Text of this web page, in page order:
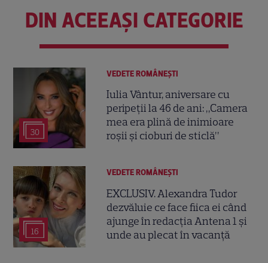
DIN ACEEAȘI CATEGORIE
30
VEDETE ROMÂNEŞTI
Iulia Vântur, aniversare cu
peripeții la 46 de ani: „Camera
mea era plină de inimioare
roșii și cioburi de sticlă”
16
VEDETE ROMÂNEŞTI
EXCLUSIV. Alexandra Tudor
dezvăluie ce face fiica ei când
ajunge în redacția Antena 1 și
unde au plecat în vacanță